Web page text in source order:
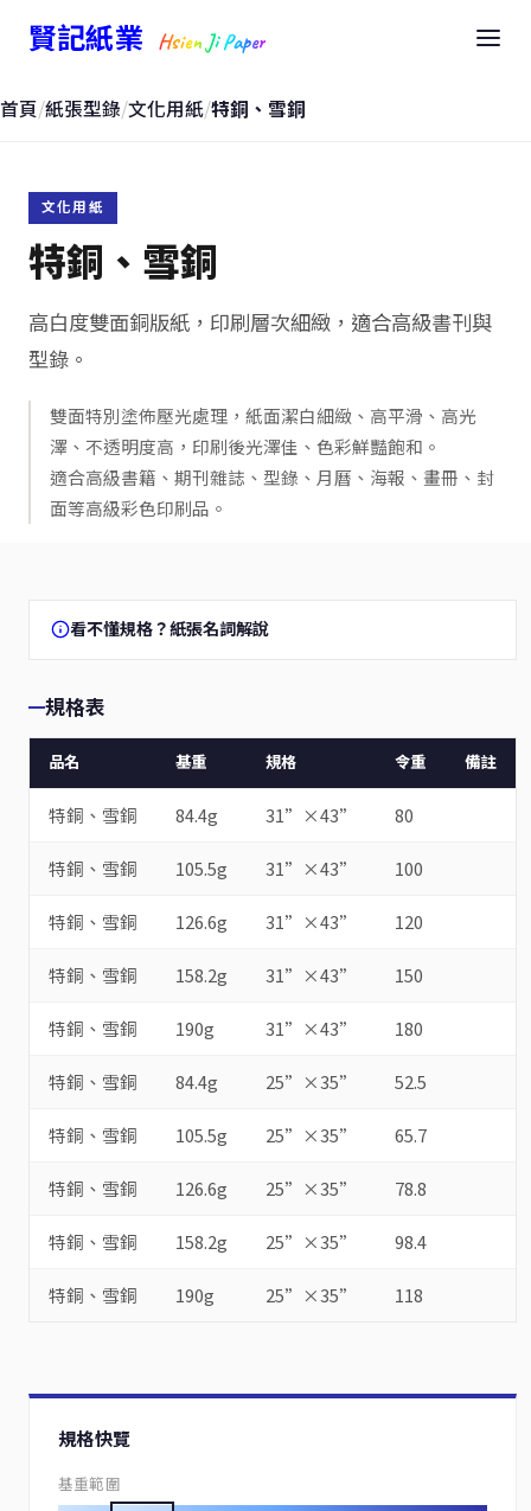
賢記紙業 Hsien Ji Paper
首頁/紙張型錄/文化用紙/特銅、雪銅
文化用紙
特銅、雪銅
高白度雙面銅版紙，印刷層次細緻，適合高級書刊與
型錄。
雙面特別塗佈壓光處理，紙面潔白細緻、高平滑、高光
澤、不透明度高，印刷後光澤佳、色彩鮮豔飽和。
適合高級書籍、期刊雜誌、型錄、月曆、海報、畫冊、封
面等高級彩色印刷品。
看不懂規格？紙張名詞解說
規格表
品名 基重 規格 令重 備註
特銅、雪銅 84.4g 31”×43” 80
特銅、雪銅 105.5g 31”×43” 100
特銅、雪銅 126.6g 31”×43” 120
特銅、雪銅 158.2g 31”×43” 150
特銅、雪銅 190g 31”×43” 180
特銅、雪銅 84.4g 25”×35” 52.5
特銅、雪銅 105.5g 25”×35” 65.7
特銅、雪銅 126.6g 25”×35” 78.8
特銅、雪銅 158.2g 25”×35” 98.4
特銅、雪銅 190g 25”×35” 118
規格快覽
基重範圍